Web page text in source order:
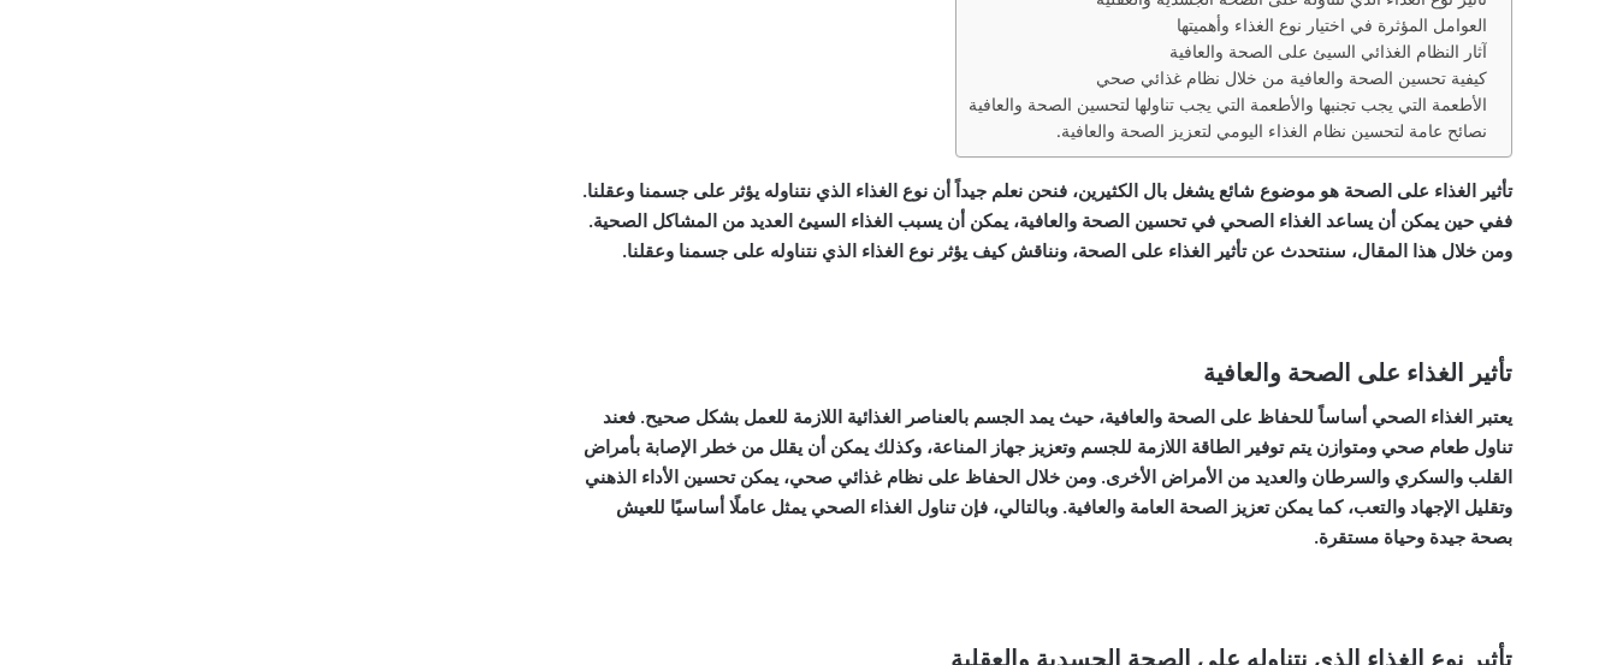
العوامل المؤثرة في اختيار نوع الغذاء وأهميتها
آثار النظام الغذائي السيئ على الصحة والعافية
كيفية تحسين الصحة والعافية من خلال نظام غذائي صحي
الأطعمة التي يجب تجنبها والأطعمة التي يجب تناولها لتحسين الصحة والعافية
نصائح عامة لتحسين نظام الغذاء اليومي لتعزيز الصحة والعافية.
تأثير الغذاء على الصحة هو موضوع شائع يشغل بال الكثيرين، فنحن نعلم جيداً أن نوع الغذاء الذي نتناوله يؤثر على جسمنا وعقلنا.
ففي حين يمكن أن يساعد الغذاء الصحي في تحسين الصحة والعافية، يمكن أن يسبب الغذاء السيئ العديد من المشاكل الصحية.
ومن خلال هذا المقال، سنتحدث عن تأثير الغذاء على الصحة، ونناقش كيف يؤثر نوع الغذاء الذي نتناوله على جسمنا وعقلنا.
تأثير الغذاء على الصحة والعافية
يعتبر الغذاء الصحي أساساً للحفاظ على الصحة والعافية، حيث يمد الجسم بالعناصر الغذائية اللازمة للعمل بشكل صحيح. فعند
تناول طعام صحي ومتوازن يتم توفير الطاقة اللازمة للجسم وتعزيز جهاز المناعة، وكذلك يمكن أن يقلل من خطر الإصابة بأمراض
القلب والسكري والسرطان والعديد من الأمراض الأخرى. ومن خلال الحفاظ على نظام غذائي صحي، يمكن تحسين الأداء الذهني
وتقليل الإجهاد والتعب، كما يمكن تعزيز الصحة العامة والعافية. وبالتالي، فإن تناول الغذاء الصحي يمثل عاملًا أساسيًا للعيش
بصحة جيدة وحياة مستقرة.
تأثير نوع الغذاء الذي نتناوله على الصحة الجسدية والعقلية